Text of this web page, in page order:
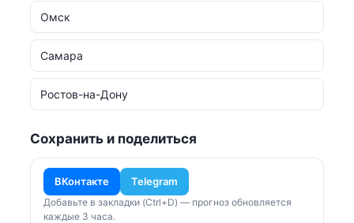
Омск
Самара
Ростов-на-Дону
Сохранить и поделиться
ВКонтакте Telegram
Добавьте в закладки (Ctrl+D) — прогноз обновляется
каждые 3 часа.